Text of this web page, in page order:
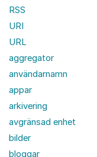
RSS
URI
URL
aggregator
användarnamn
appar
arkivering
avgränsad enhet
bilder
bloggar